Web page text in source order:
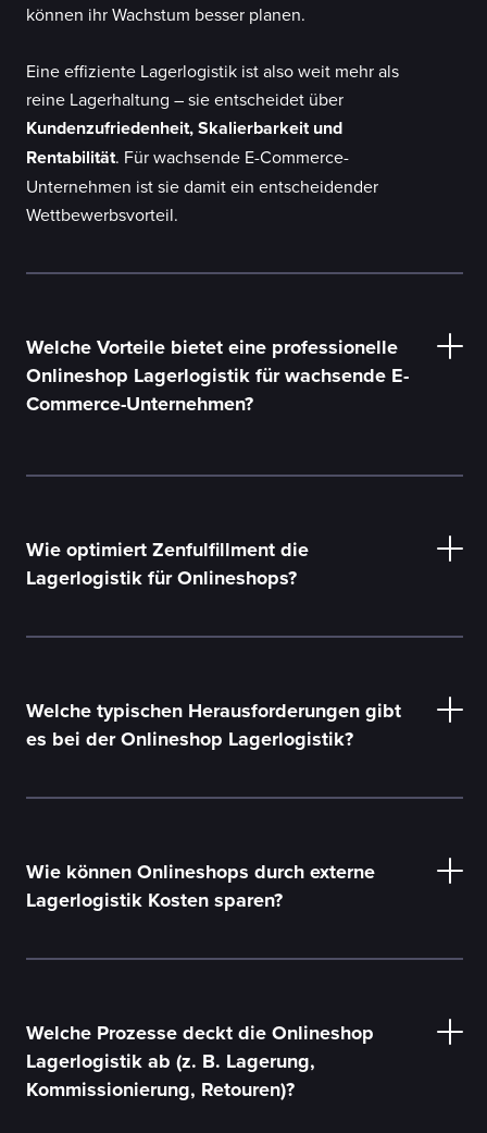
können ihr Wachstum besser planen.
Eine effiziente Lagerlogistik ist also weit mehr als
reine Lagerhaltung – sie entscheidet über
Kundenzufriedenheit, Skalierbarkeit und
Rentabilität. Für wachsende E-Commerce-
Unternehmen ist sie damit ein entscheidender
Wettbewerbsvorteil.
Welche Vorteile bietet eine professionelle
Onlineshop Lagerlogistik für wachsende E-
Commerce-Unternehmen?
Zeit- und Kostenersparnis
Zenfulfillment
Wie optimiert Zenfulfillment die
Lagerlogistik für Onlineshops?
Welche typischen Herausforderungen gibt
es bei der Onlineshop Lagerlogistik?
Wie können Onlineshops durch externe
Lagerlogistik Kosten sparen?
Welche Prozesse deckt die Onlineshop
Lagerlogistik ab (z. B. Lagerung,
Kommissionierung, Retouren)?